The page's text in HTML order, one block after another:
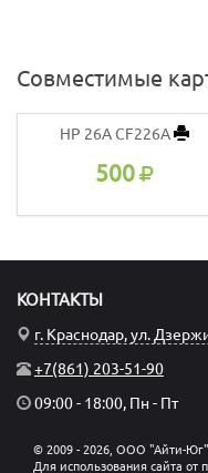
Совместимые
HP 26A CF226A
500
КОНТАКТЫ
г. Краснодар, ул.
+7(861) 203-51-90
09:00 - 18:00, Пн - Пт
© 2009 - 2026, ООО "Айти-Юг".
Для использования сайта от